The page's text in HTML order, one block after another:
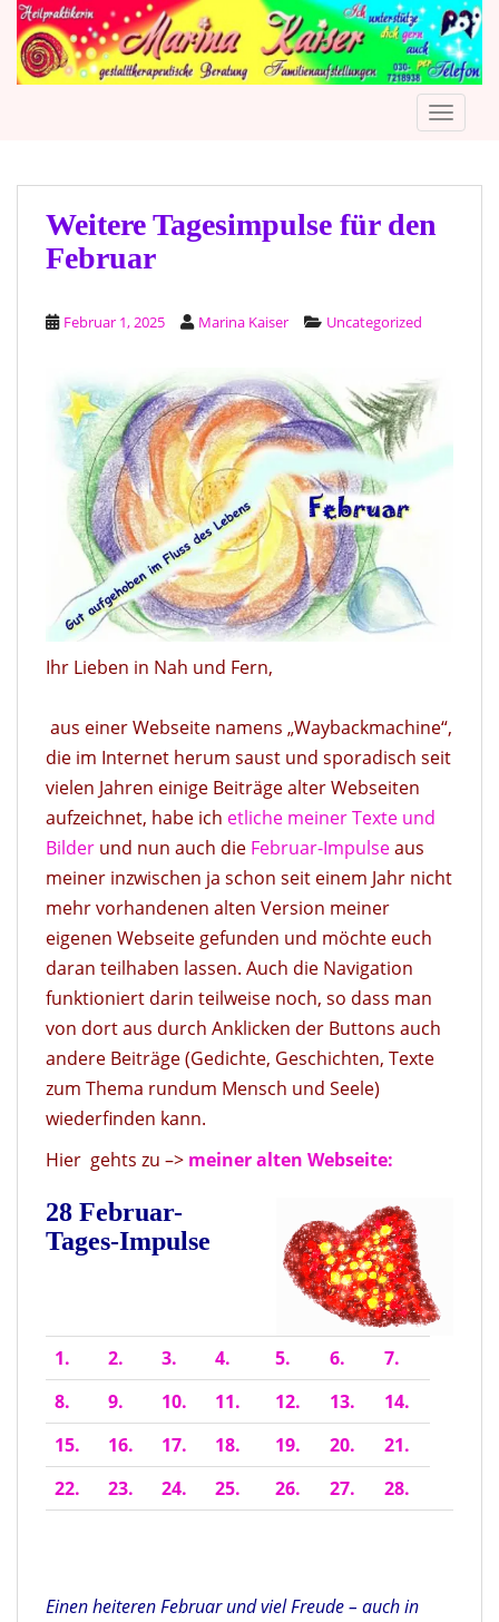
Weitere Tagesimpulse für den
Februar
Februar 1, 2025 Marina Kaiser Uncategorized
Ihr Lieben in Nah und Fern,
aus einer Webseite namens „Waybackmachine“,
die im Internet herum saust und sporadisch seit
vielen Jahren einige Beiträge alter Webseiten
aufzeichnet, habe ich etliche meiner Texte und
Bilder und nun auch die Februar-Impulseaus
meiner inzwischen ja schon seit einem Jahr nicht
mehr vorhandenen alten Version meiner
eigenen Webseite gefunden und möchte euch
daran teilhaben lassen. Auch die Navigation
funktioniert darin teilweise noch, so dass man
von dort aus durch Anklicken der Buttons auch
andere Beiträge (Gedichte, Geschichten, Texte
zum Thema rundum Mensch und Seele)
wiederfinden kann.
Hier gehts zu –> meiner alten Webseite:
28 Februar-
Tages-Impulse
1. 2. 3. 4. 5. 6.
7.
8.
9. 10. 11. 12. 13. 14.
15. 16. 17. 18. 19. 20. 21.
22. 23. 24. 25. 26. 27. 28.
Einen heiteren Februar und viel Freude – auch in